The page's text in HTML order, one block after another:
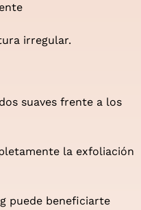
irregular.
suaves frente a los
la exfoliación
puede beneficiarte